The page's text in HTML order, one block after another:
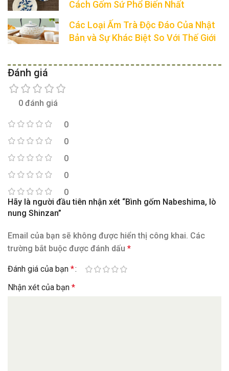
Cách Gốm Sứ Phổ Biến Nhất
Các Loại Ấm Trà Độc Đáo Của Nhật
Bản và Sự Khác Biệt So Với Thế Giới
Đánh giá
0 đánh giá
0
0
0
0
0
Hãy là người đầu tiên nhận xét “Bình gốm Nabeshima, lò
nung Shinzan”
Email của bạn sẽ không được hiển thị công khai. Các
trường bắt buộc được đánh dấu*
Đánh giá của bạn*
Nhận xét của bạn*